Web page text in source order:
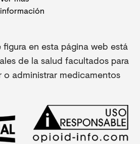
en esta página web está
de la salud facultados para
o administrar medicamentos